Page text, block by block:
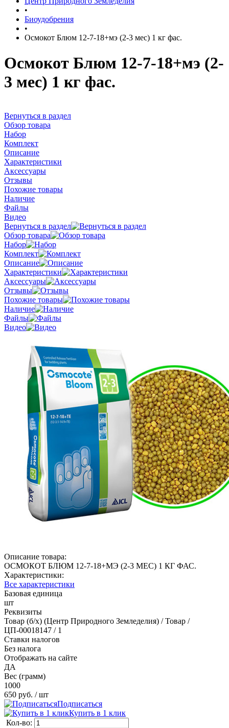
•
Биоудобрения
•
Осмокот Блюм 12-7-18+мэ (2-3 мес) 1 кг фас.
Осмокот Блюм 12-7-18+мэ (2-
3 мес) 1 кг фас.
Вернуться в раздел
Обзор товара
Набор
Комплект
Описание
Характеристики
Аксессуары
Отзывы
Похожие товары
Наличие
Файлы
Видео
Вернуться в раздел
Обзор товара
Набор
Комплект
Описание
Характеристики
Аксессуары
Отзывы
Похожие товары
Наличие
Файлы
Видео
Описание товара:
ОСМОКОТ БЛЮМ 12-7-18+МЭ (2-3 МЕС) 1 КГ ФАС.
Характеристики:
Все характеристики
Базовая единица
шт
Реквизиты
Товар (б/х) (Центр Природного Земледелия) / Товар /
ЦП-00018147 / 1
Ставки налогов
Без налога
Отображать на сайте
ДА
Вес (грамм)
1000
650 руб. / шт
Подписаться
Купить в 1 клик
Кол-во: